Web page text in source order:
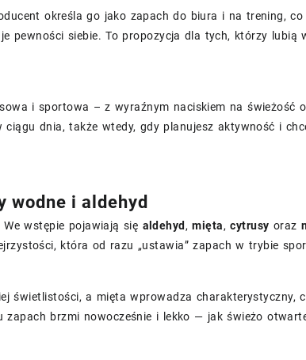
określa go jako zapach do biura i na trening,
pewności siebie. To propozycja dla tych, którzy lubią
i sportowa – z wyraźnym naciskiem na świeżość
dnia, także wtedy, gdy planujesz aktywność i
wodne i aldehyd
wstępie pojawiają się aldehyd ,mięta,cytrusy oraz
która od razu „ustawia” zapach w trybie
świetlistości, a mięta wprowadza charakterystyczny,
zapach brzmi nowocześnie i lekko — jak świeżo